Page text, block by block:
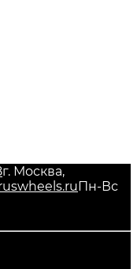
г. Москва,
Пн-Вс